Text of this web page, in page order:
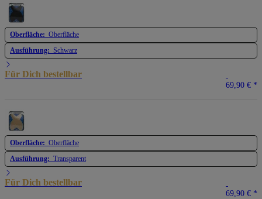
Oberfläche: Oberfläche
Ausführung: Schwarz
Für Dich bestellbar
69,90 € *
Oberfläche: Oberfläche
Ausführung: Transparent
Für Dich bestellbar
69,90 € *